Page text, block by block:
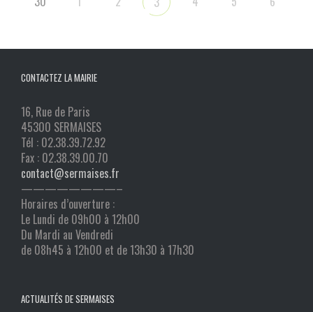
CONTACTEZ LA MAIRIE
16, Rue de Paris
45300 SERMAISES
Tél : 02.38.39.72.92
Fax : 02.38.39.00.70
contact@sermaises.fr
————————–
Horaires d’ouverture :
Le Lundi de 09h00 à 12h00
Du Mardi au Vendredi
de 08h45 à 12h00 et de 13h30 à 17h30
ACTUALITÉS DE SERMAISES